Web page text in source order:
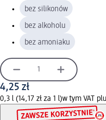
bez silikonów
bez alkoholu
bez amoniaku
4,25 zł
0,3 l (14,17 zł za 1 l)w tym VAT